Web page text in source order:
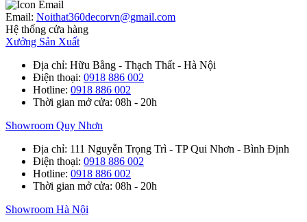
Email: Noithat360decorvn@gmail.com
Hệ thống cửa hàng
Xưởng Sản Xuất
Địa chỉ: Hữu Bằng - Thạch Thất - Hà Nội
Điện thoại: 0918 886 002
Hotline: 0918 886 002
Thời gian mở cửa: 08h - 20h
Showroom Quy Nhơn
Địa chỉ: 111 Nguyễn Trọng Trì - TP Qui Nhơn - Bình Định
Điện thoại: 0918 886 002
Hotline: 0918 886 002
Thời gian mở cửa: 08h - 20h
Showroom Hà Nội